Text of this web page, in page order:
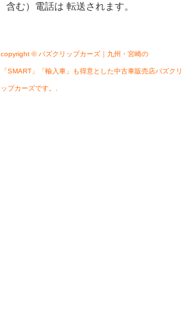
含む）電話は 転送されます。
copyright © バズクリップカーズ｜九州・宮崎の
「SMART」「輸入車」も得意とした中古車販売店バズクリ
ップカーズです。.